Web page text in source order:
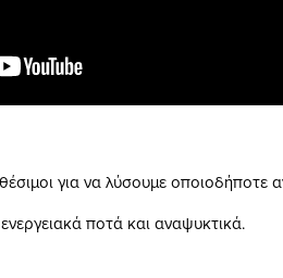
για να λύσουμε οποιοδήποτε
ποτά και αναψυκτικά.